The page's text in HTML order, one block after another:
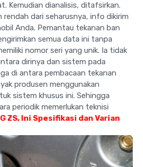
Kemudian dianalisis, ditafsirkan.
rendah dari seharusnya, info dikirim
Anda. Pemantau tekanan ban
semua data ini tanpa
nomor seri yang unik. Ia tidak
dirinya dan sistem pada
di antara pembacaan tekanan
produsen menggunakan
sistem khusus ini. Sehingga
periodik memerlukan teknisi
ZS, Ini Spesifikasi dan Varian